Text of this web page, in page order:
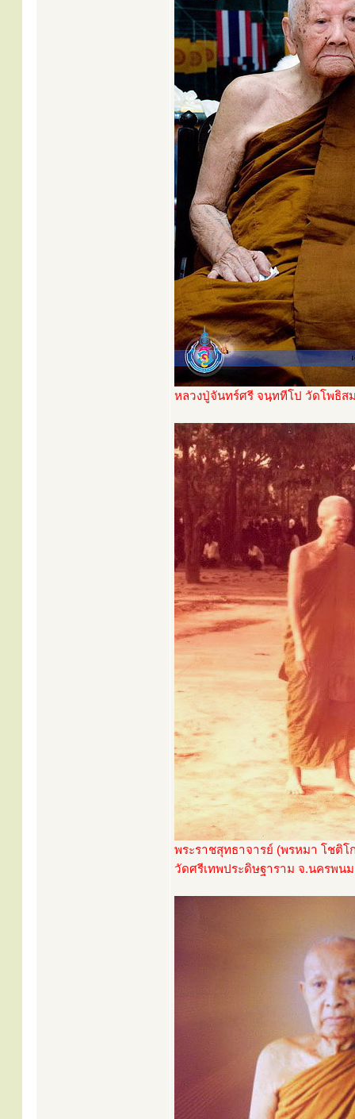
หลวงปู่จันทร์ศรี จนฺททีโป วัดโพธิส
พระราชสุทธาจารย์ (พรหมา โชติโ
วัดศรีเทพประดิษฐาราม จ.นครพนม